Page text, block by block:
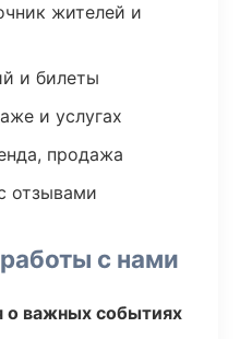
жителей и
и билеты
и услугах
продажа
отзывами
с нами
о важных событиях